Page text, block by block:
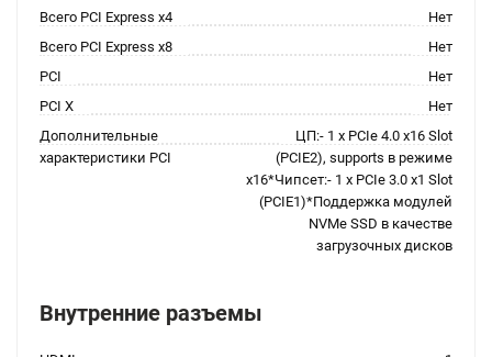
Всего PCI Express x4
Нет
Всего PCI Express x8
Нет
PCI
Нет
PCI X
Нет
Дополнительные
характеристики PCI
ЦП:- 1 x PCIe 4.0 x16 Slot
(PCIE2), supports в режиме
x16*Чипсет:- 1 x PCIe 3.0 x1 Slot
(PCIE1)*Поддержка модулей
NVMe SSD в качестве
загрузочных дисков
Внутренние разъемы